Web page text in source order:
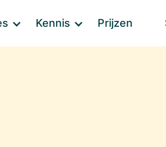
Kennis Prijzen